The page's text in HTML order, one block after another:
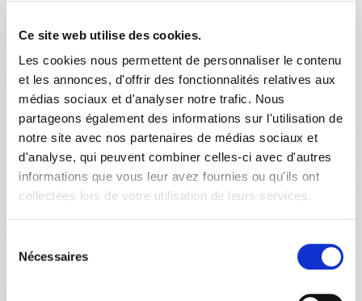
Ce site web utilise des cookies.
Les cookies nous permettent de personnaliser le contenu
et les annonces, d'offrir des fonctionnalités relatives aux
médias sociaux et d'analyser notre trafic. Nous
partageons également des informations sur l'utilisation de
notre site avec nos partenaires de médias sociaux et
d'analyse, qui peuvent combiner celles-ci avec d'autres
informations que vous leur avez fournies ou qu'ils ont
collectées lors de votre utilisation de leurs services.
Nécessaires